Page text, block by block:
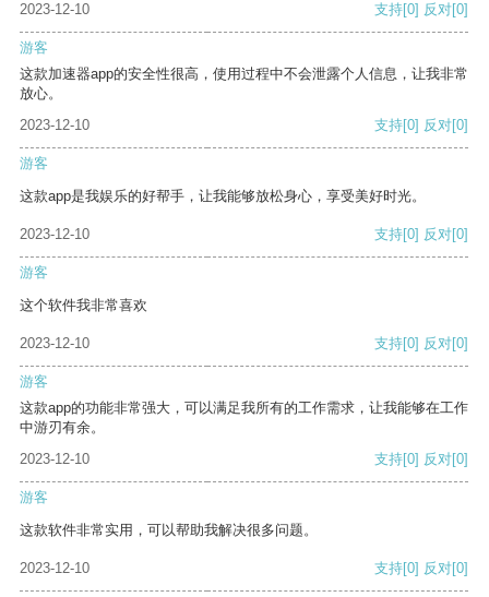
2023-12-10 支持[0] 反对[0]
游客
这款加速器app的安全性很高，使用过程中不会泄露个人信息，让我非常
放心。
2023-12-10
支持[0] 反对[0]
游客
这款app是我娱乐的好帮手，让我能够放松身心，享受美好时光。
2023-12-10 支持[0] 反对[0]
游客
这个软件我非常喜欢
2023-12-10 支持[0] 反对[0]
游客
这款app的功能非常强大，可以满足我所有的工作需求，让我能够在工作
中游刃有余。
2023-12-10
支持[0] 反对[0]
游客
这款软件非常实用，可以帮助我解决很多问题。
2023-12-10 支持[0] 反对[0]